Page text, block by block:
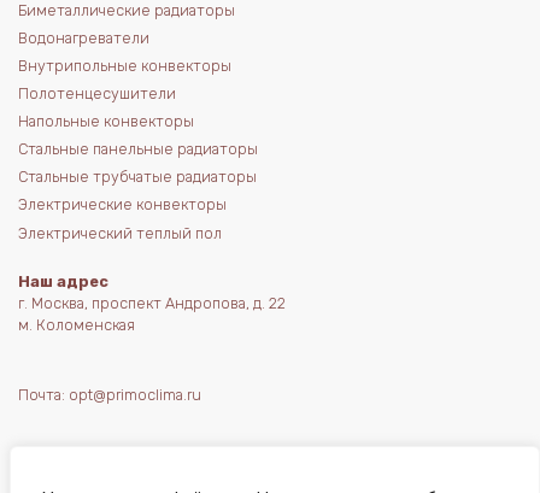
Биметаллические радиаторы
Водонагреватели
Внутрипольные конвекторы
Полотенцесушители
Напольные конвекторы
Стальные панельные радиаторы
Стальные трубчатые радиаторы
Электрические конвекторы
Электрический теплый пол
Наш адрес
г. Москва, проспект Андропова, д. 22
м. Коломенская
Почта: opt@primoclima.ru